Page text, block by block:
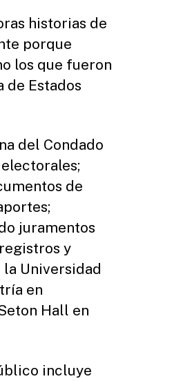
historias de
porque
los que fueron
de Estados
del Condado
de
juramentos
y
Universidad
en
Hall en
incluye